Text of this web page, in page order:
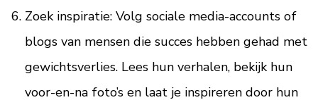
Zoek inspiratie: Volg sociale media-accounts of
blogs van mensen die succes hebben gehad met
gewichtsverlies. Lees hun verhalen, bekijk hun
voor-en-na foto’s en laat je inspireren door hun